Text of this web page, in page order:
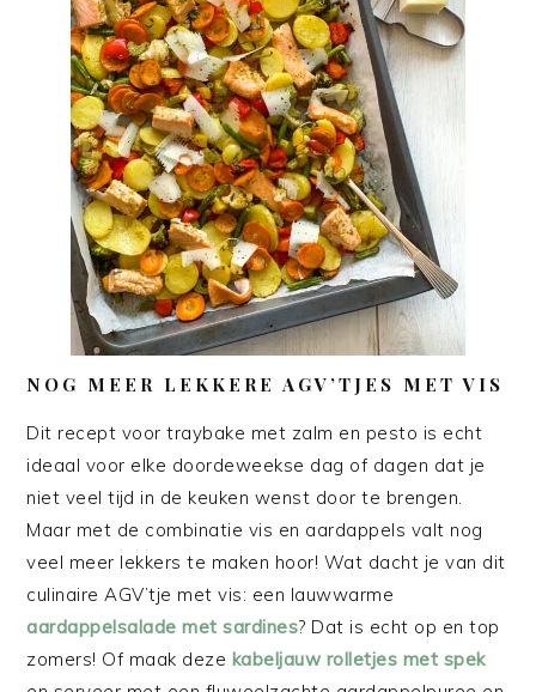
NOG MEER LEKKERE AGV’TJES MET VIS
Dit recept voor traybake met zalm en pesto is echt
ideaal voor elke doordeweekse dag of dagen dat je
niet veel tijd in de keuken wenst door te brengen.
Maar met de combinatie vis en aardappels valt nog
veel meer lekkers te maken hoor! Wat dacht je van dit
culinaire AGV’tje met vis: een lauwwarme
aardappelsalade met sardines? Dat is echt op en top
zomers! Of maak deze kabeljauw rolletjes met spek